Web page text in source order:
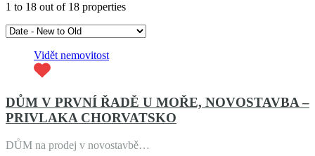
1 to 18 out of 18 properties
Vidět nemovitost
DŮM V PRVNÍ ŘADĚ U MOŘE, NOVOSTAVBA –
PRIVLAKA CHORVATSKO
DŮM na prodej v novostavbě…